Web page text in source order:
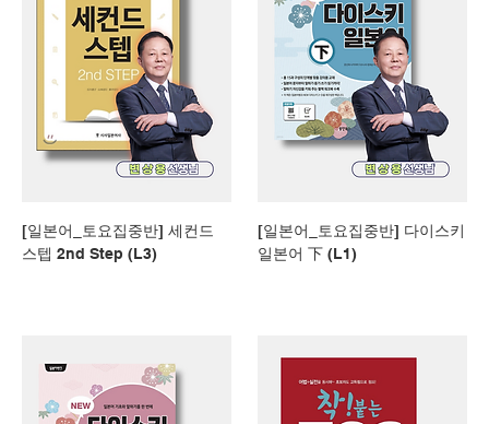
[일본어_토요집중반] 세컨드
스텝 2nd Step (L3)
[일본어_토요집중반] 다이스키
일본어 下 (L1)